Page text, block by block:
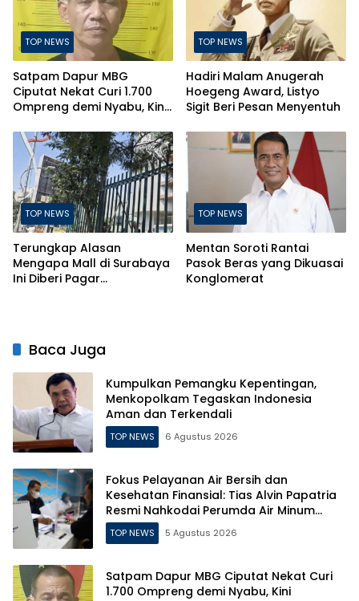
TOP NEWS
Satpam Dapur MBG
Ciputat Nekat Curi 1.700
Ompreng demi Nyabu, Kini
TOP NEWS
Hadiri Malam Anugerah
Hoegeng Award, Listyo
Sigit Beri Pesan Menyentuh
TOP NEWS
Terungkap Alasan
Mengapa Mall di Surabaya
Ini Diberi Pagar
TOP NEWS
Mentan Soroti Rantai
Pasok Beras yang Dikuasai
Konglomerat
Baca Juga
Kumpulkan Pemangku Kepentingan,
Menkopolkam Tegaskan Indonesia
Aman dan Terkendali
TOP NEWS 6 Agustus 2026
Fokus Pelayanan Air Bersih dan
Kesehatan Finansial: Tias Alvin Papatria
Resmi Nahkodai Perumda Air Minum
Surabaya
TOP NEWS 5 Agustus 2026
Satpam Dapur MBG Ciputat Nekat Curi
1.700 Ompreng demi Nyabu, Kini